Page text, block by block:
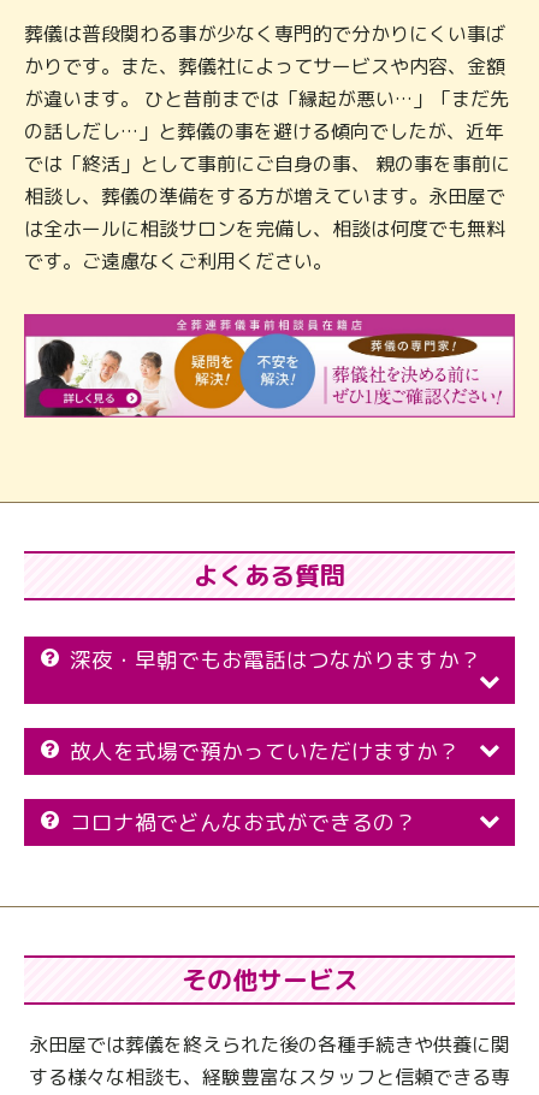
葬儀は普段関わる事が少なく専門的で分かりにくい事ば
かりです。また、葬儀社によってサービスや内容、金額
が違います。 ひと昔前までは「縁起が悪い…」「まだ先
の話しだし…」と葬儀の事を避ける傾向でしたが、近年
では「終活」として事前にご自身の事、 親の事を事前に
相談し、葬儀の準備をする方が増えています。永田屋で
は全ホールに相談サロンを完備し、相談は何度でも無料
です。ご遠慮なくご利用ください。
よくある質問
深夜・早朝でもお電話はつながりますか？
故人を式場で預かっていただけますか？
コロナ禍でどんなお式ができるの？
その他サービス
永田屋では葬儀を終えられた後の各種手続きや供養に関
する様々な相談も、 経験豊富なスタッフと信頼できる専